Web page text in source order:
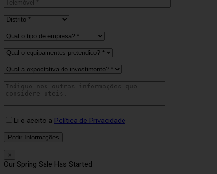
Li e aceito a Política de Privacidade
×
Our Spring Sale Has Started